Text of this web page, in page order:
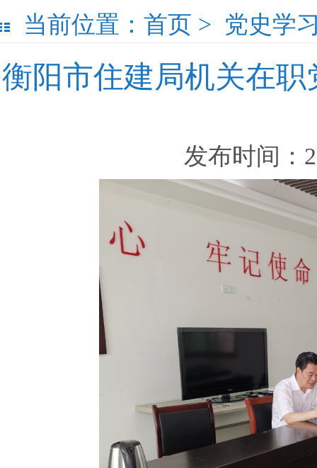
当前位置： 首页 > 党史学
衡阳市住建局机关在
发布时间：